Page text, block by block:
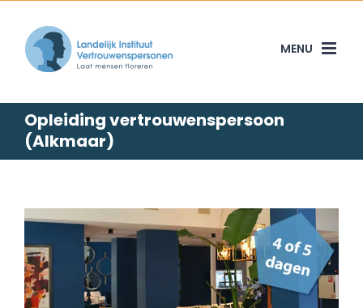
content
Opleiding vertrouwenspersoon
(Alkmaar)